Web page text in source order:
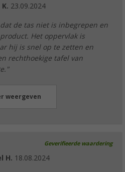
23.09.2024
de tas niet is inbegrepen en
Het oppervlak is
hij is snel op te zetten en
rechthoekige tafel van
weergeven
Geverifieerde waardering
H. 18.08.2024